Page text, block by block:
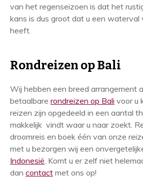
van het regenseizoen is dat het
kans is dus groot dat u een waterval
heeft.
Rondreizen op Bali
Wij hebben een breed arrangement
betaalbare rondreizen op Bali voor u
reizen zijn opgedeeld in een aantal
makkelijk vindt waar u naar zoekt.
droomreis en boek één van onze
met u bezorgen wij een
Indonesië . Komt u er zelf niet
dan contact met ons op!